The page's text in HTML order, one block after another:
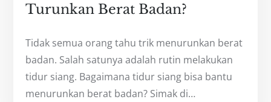
Turunkan Berat Badan?
Tidak semua orang tahu trik menurunkan berat
badan. Salah satunya adalah rutin melakukan
tidur siang. Bagaimana tidur siang bisa bantu
menurunkan berat badan? Simak di…